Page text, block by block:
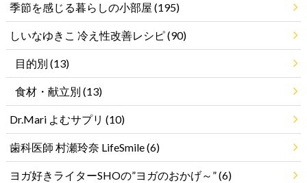
季節を感じる暮らしの小部屋 (195)
しいなゆきこ 冷え性改善レシピ(90)
目的別 (13)
食材・献立別 (13)
Dr.Mari よむサプリ (10)
歯科医師 村瀬玲奈 LifeSmile(6)
ヨガ好きライターSHOの”ヨガのおかげ～”(6)